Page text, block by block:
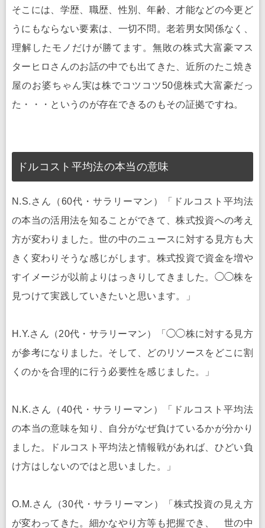
そこには、学歴、職歴、性別、年齢、才能などの今更ど
うにもならない要素は、一切不問。老若男女関係なく、
理解したモノだけが勝てます。無敗の株式大富豪マス
ターヒロさんのお話の中でも出てきた、近所のたこ焼き
屋のお婆ちゃん実は株でコツコツ50億株式大富豪だっ
た・・・というのが存在できるのもその証拠ですね。
ドルコスト平均法の本当の意味
N.S.さん（60代・サラリーマン）「ドルコスト平均法
の本当の活用法を知ることができて、株式投資への考え
方が変わりました。世の中のニュースに対する見方も大
きく変わりそうな感じがします。株式投資で資金を増や
すイメージが以前よりはっきりしてきました。◯◯株を
見つけて実践していきたいと思います。」
H.Y.さん（20代・サラリーマン）「◯◯株に対する見方
が参考になりました。そして、どのリソースをどこに割
くのかを合理的に行う必要性を感じました。」
N.K.さん（40代・サラリーマン）「ドルコスト平均法
の本当の意味を知り、自分がなぜ負けているかが分かり
ました。ドルコスト平均法と情報戦があれば、ひどい負
け方はしないのではと思いました。」
O.M.さん（30代・サラリーマン）「株式投資の見え方
が変わってきた。細かなやり方等も把握でき、 世の中